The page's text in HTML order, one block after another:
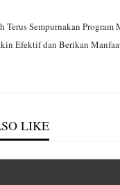
Terus Sempurnakan Program
Efektif dan Berikan
LIKE